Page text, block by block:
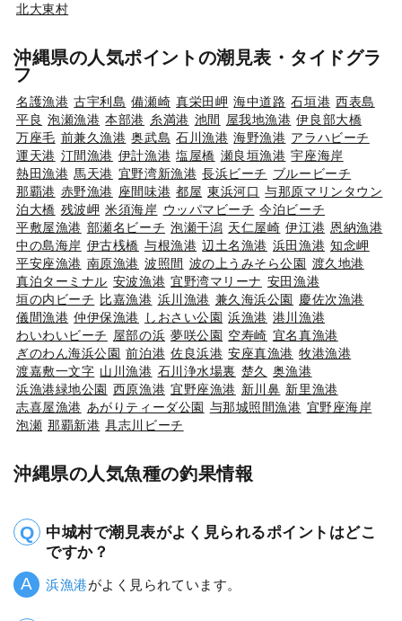
北大東村
沖縄県の人気ポイントの潮見表・タイドグラ
フ
名護漁港 古宇利島 備瀬崎 真栄田岬 海中道路 石垣港 西表島
平良 泡瀬漁港 本部港 糸満港 池間 屋我地漁港 伊良部大橋
万座毛 前兼久漁港 奥武島 石川漁港 海野漁港 アラハビーチ
運天港 汀間漁港 伊計漁港 塩屋橋 瀬良垣漁港 宇座海岸
熱田漁港 馬天港 宜野湾新漁港 長浜ビーチ ブルービーチ
那覇港 赤野漁港 座間味港 都屋 東浜河口 与那原マリンタウン
泊大橋 残波岬 米須海岸 ウッパマビーチ 今泊ビーチ
平敷屋漁港 部瀬名ビーチ 泡瀬干潟 天仁屋崎 伊江港 恩納漁港
中の島海岸 伊古桟橋 与根漁港 辺土名漁港 浜田漁港 知念岬
平安座漁港 南原漁港 波照間 波の上うみそら公園 渡久地港
真泊ターミナル 安波漁港 宜野湾マリーナ 安田漁港
垣の内ビーチ 比嘉漁港 浜川漁港 兼久海浜公園 慶佐次漁港
儀間漁港 仲伊保漁港 しおさい公園 浜漁港 港川漁港
わいわいビーチ 屋部の浜 夢咲公園 空寿崎 宜名真漁港
ぎのわん海浜公園 前泊港 佐良浜港 安座真漁港 牧港漁港
渡嘉敷一文字 山川漁港 石川浄水場裏 楚久
奥漁港
浜漁港緑地公園 西原漁港 宜野座漁港 新川鼻 新里漁港
志喜屋漁港 あがりティーダ公園 与那城照間漁港 宜野座海岸
泡瀬 那覇新港 具志川ビーチ
沖縄県の人気魚種の釣果情報
中城村で潮見表がよく見られるポイントはどこ
ですか？
浜漁港がよく見られています。